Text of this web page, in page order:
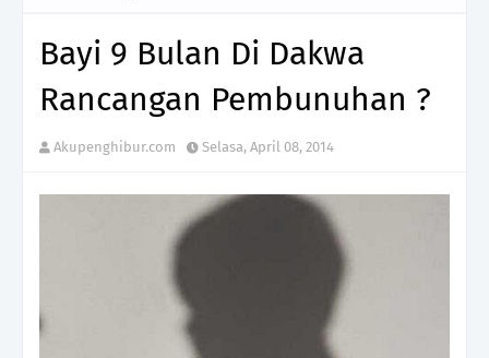
Bayi 9 Bulan Di Dakwa
Rancangan Pembunuhan ?
Akupenghibur.com Selasa, April 08, 2014